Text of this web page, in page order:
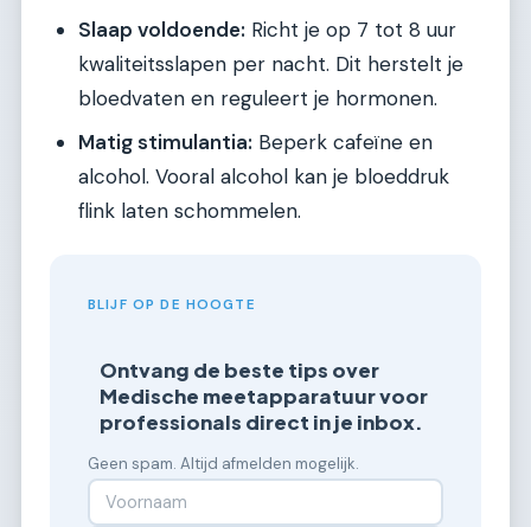
Slaap voldoende: Richt je op 7 tot 8 uur
kwaliteitsslapen per nacht. Dit herstelt je
bloedvaten en reguleert je hormonen.
Matig stimulantia: Beperk cafeïne en
alcohol. Vooral alcohol kan je bloeddruk
flink laten schommelen.
BLIJF OP DE HOOGTE
Ontvang de beste tips over
Medische meetapparatuur voor
professionals direct in je inbox.
Geen spam. Altijd afmelden mogelijk.